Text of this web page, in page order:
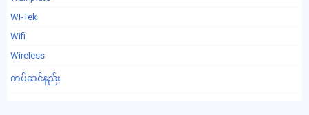
WI-Tek
Wifi
Wireless
တပ်ဆင်နည်း